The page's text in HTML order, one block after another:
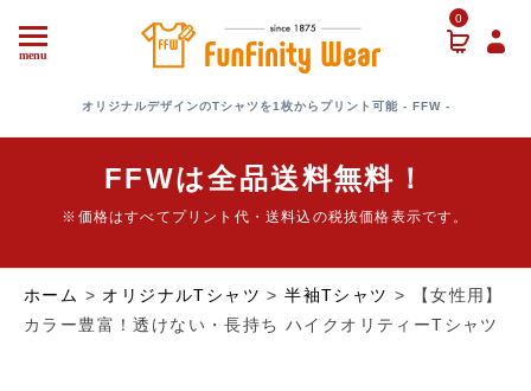
menu
0
オリジナルデザインのTシャツを1枚からプリント可能 - FFW -
FFWは全品送料無料！
※価格はすべてプリント代・送料込の税抜価格表示です。
ホーム > オリジナルTシャツ >半袖Tシャツ > 【女性用】
カラー豊富！透けない・長持ち ハイクオリティーTシャツ